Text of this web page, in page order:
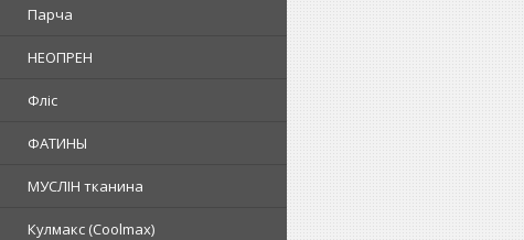
Парча
НЕОПРЕН
Фліс
ФАТИНЫ
МУСЛІН тканина
Кулмакс (Coolmax)